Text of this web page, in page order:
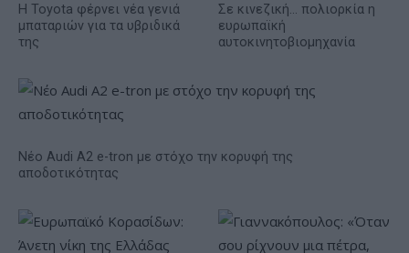
Η Toyota φέρνει νέα γενιά
μπαταριών για τα υβριδικά
της
Σε κινεζική… πολιορκία η
ευρωπαϊκή
αυτοκινητοβιομηχανία
Νέο Audi A2 e-tron με στόχο την κορυφή της
αποδοτικότητας